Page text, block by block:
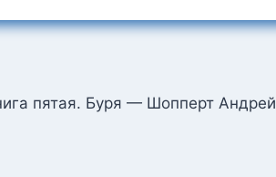
пятая. Буря — Шопперт Андрей